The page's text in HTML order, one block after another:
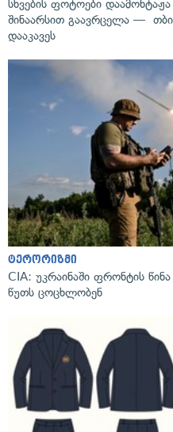
სხვების ფოტოები
შინაარსით გაავრცელა —
დააკავეს
ტერორიზმი
CIA: უკრაინაში ფრონტის
წუთს ცოცხლობენ